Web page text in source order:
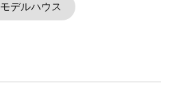
モデルハウス